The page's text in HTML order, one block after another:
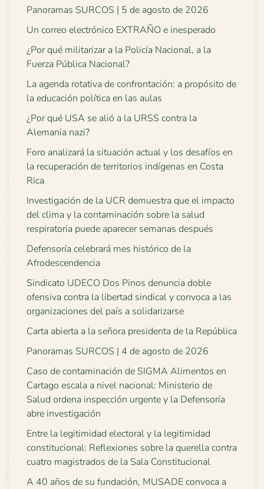
Panoramas SURCOS | 5 de agosto de 2026
Un correo electrónico EXTRAÑO e inesperado
¿Por qué militarizar a la Policía Nacional, a la
Fuerza Pública Nacional?
La agenda rotativa de confrontación: a propósito de
la educación política en las aulas
¿Por qué USA se alió a la URSS contra la
Alemania nazi?
Foro analizará la situación actual y los desafíos en
la recuperación de territorios indígenas en Costa
Rica
Investigación de la UCR demuestra que el impacto
del clima y la contaminación sobre la salud
respiratoria puede aparecer semanas después
Defensoría celebrará mes histórico de la
Afrodescendencia
Sindicato UDECO Dos Pinos denuncia doble
ofensiva contra la libertad sindical y convoca a las
organizaciones del país a solidarizarse
Carta abierta a la señora presidenta de la República
Panoramas SURCOS | 4 de agosto de 2026
Caso de contaminación de SIGMA Alimentos en
Cartago escala a nivel nacional: Ministerio de
Salud ordena inspección urgente y la Defensoría
abre investigación
Entre la legitimidad electoral y la legitimidad
constitucional: Reflexiones sobre la querella contra
cuatro magistrados de la Sala Constitucional
A 40 años de su fundación, MUSADE convoca a